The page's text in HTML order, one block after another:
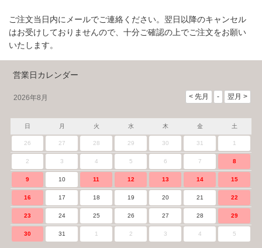
ご注文当日内にメールでご連絡ください。翌日以降のキャンセル
はお受けしておりませんので、十分ご確認の上でご注文をお願い
いたします。
営業日カレンダー
2026年8月
日 月 火 水 木 金 土
26 27 28 29 30 31 1
2 3 4 5 6 7 8
9 10 11 12 13 14 15
16 17 18 19 20 21 22
23 24 25 26 27 28 29
30 31 1 2 3 4 5